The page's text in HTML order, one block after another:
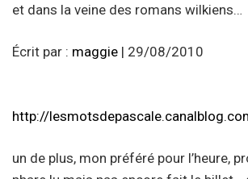
et dans la veine des romans wilkiens…
Écrit par : maggie | 29/08/2010
http://
un de plus, mon préféré pour l’heure,